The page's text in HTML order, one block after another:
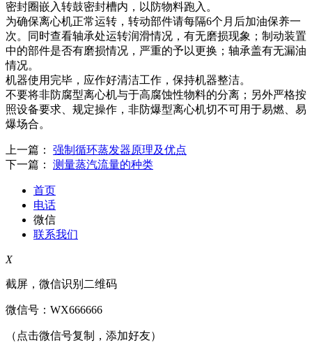
密封圈嵌入转鼓密封槽内，以防物料跑入。
为确保离心机正常运转，转动部件请每隔6个月后加油保养一
次。同时查看轴承处运转润滑情况，有无磨损现象；制动装置
中的部件是否有磨损情况，严重的予以更换；轴承盖有无漏油
情况。
机器使用完毕，应作好清洁工作，保持机器整洁。
不要将非防腐型离心机与于高腐蚀性物料的分离；另外严格按
照设备要求、规定操作，非防爆型离心机切不可用于易燃、易
爆场合。
上一篇： 强制循环蒸发器原理及优点
下一篇： 测量蒸汽流量的种类
首页
电话
微信
联系我们
X
截屏，微信识别二维码
微信号： WX666666
（点击微信号复制，添加好友）